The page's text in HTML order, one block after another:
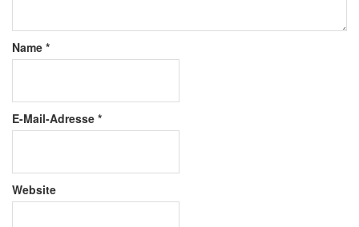
Name *
E-Mail-Adresse *
Website